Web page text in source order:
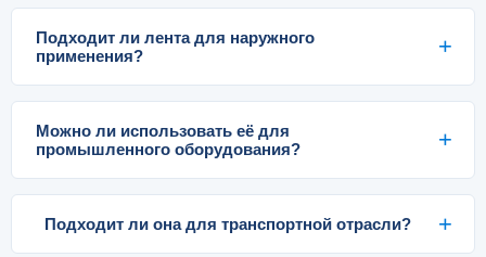
Подходит ли лента для наружного
применения?
Можно ли использовать её для
промышленного оборудования?
Подходит ли она для транспортной отрасли?